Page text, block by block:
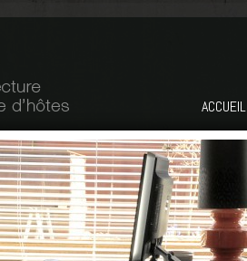
ACCUEIL